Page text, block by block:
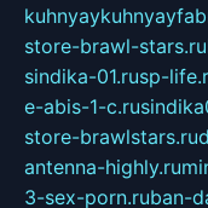
store-brawl-stars.ru
sindika-01.rusp-
e-abis-1-c.ru
store-brawlstars.ru
antenna-highly.ru
3-sex-porn.ruban-